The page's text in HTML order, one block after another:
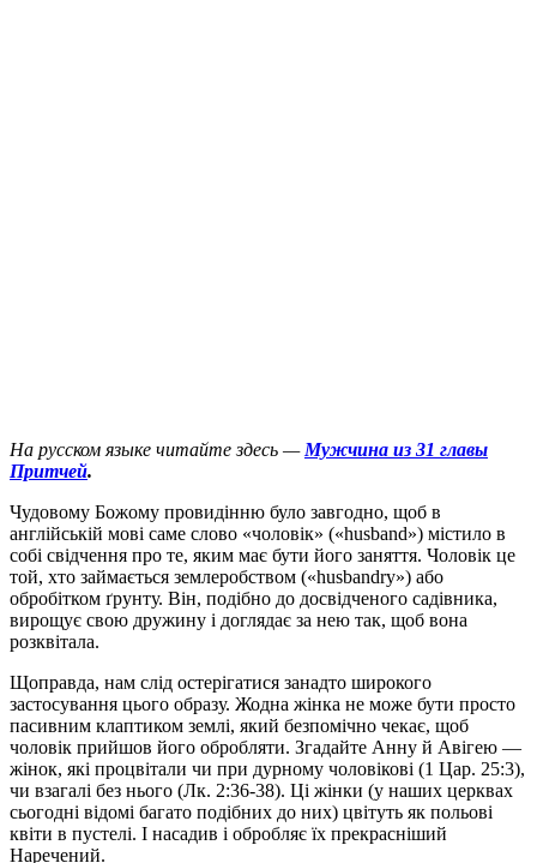
На русском языке читайте здесь — Мужчина из 31 главы
Притчей.
Чудовому Божому провидінню було завгодно, щоб в
англійській мові саме слово «чоловік» («husband») містило в
собі свідчення про те, яким має бути його заняття. Чоловік це
той, хто займається землеробством («husbandry») або
обробітком ґрунту. Він, подібно до досвідченого садівника,
вирощує свою дружину і доглядає за нею так, щоб вона
розквітала.
Щоправда, нам слід остерігатися занадто широкого
застосування цього образу. Жодна жінка не може бути просто
пасивним клаптиком землі, який безпомічно чекає, щоб
чоловік прийшов його обробляти. Згадайте Анну й Авігею —
жінок, які процвітали чи при дурному чоловікові (1 Цар. 25:3),
чи взагалі без нього (Лк. 2:36-38). Ці жінки (у наших церквах
сьогодні відомі багато подібних до них) цвітуть як польові
квіти в пустелі. І насадив і обробляє їх прекрасніший
Наречений.